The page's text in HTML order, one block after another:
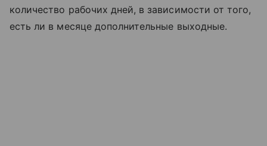
количество рабочих дней, в зависимости от того,
есть ли в месяце дополнительные выходные.